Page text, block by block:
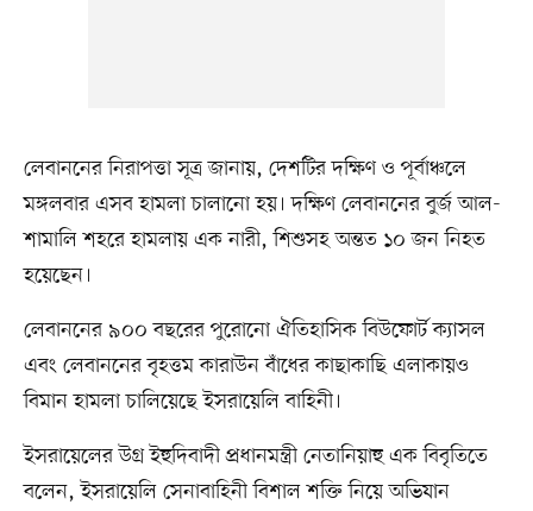
লেবাননের নিরাপত্তা সূত্র জানায়, দেশটির দক্ষিণ ও পূর্বাঞ্চলে
মঙ্গলবার এসব হামলা চালানো হয়। দক্ষিণ লেবাননের বুর্জ আল-
শামালি শহরে হামলায় এক নারী, শিশুসহ অন্তত ১০ জন নিহত
হয়েছেন।
লেবাননের ৯০০ বছরের পুরোনো ঐতিহাসিক বিউফোর্ট ক্যাসল
এবং লেবাননের বৃহত্তম কারাউন বাঁধের কাছাকাছি এলাকায়ও
বিমান হামলা চালিয়েছে ইসরায়েলি বাহিনী।
ইসরায়েলের উগ্র ইহুদিবাদী প্রধানমন্ত্রী নেতানিয়াহু এক বিবৃতিতে
বলেন, ইসরায়েলি সেনাবাহিনী বিশাল শক্তি নিয়ে অভিযান